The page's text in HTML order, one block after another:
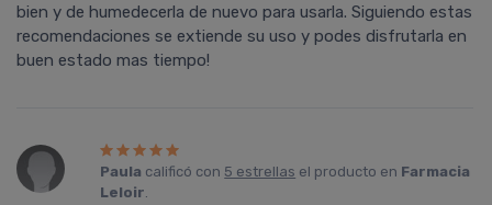
bien y de humedecerla de nuevo para usarla. Siguiendo estas
recomendaciones se extiende su uso y podes disfrutarla en
buen estado mas tiempo!
Paula calificó con 5 estrellas el producto en Farmacia
Leloir.